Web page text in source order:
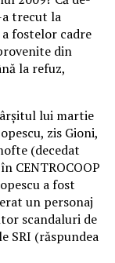
a trecut la
fostelor cadre
din
la refuz,
lui martie
zis Gioni,
(decedat
CENTROCOOP
a fost
un personaj
scandaluri de
SRI (răspundea